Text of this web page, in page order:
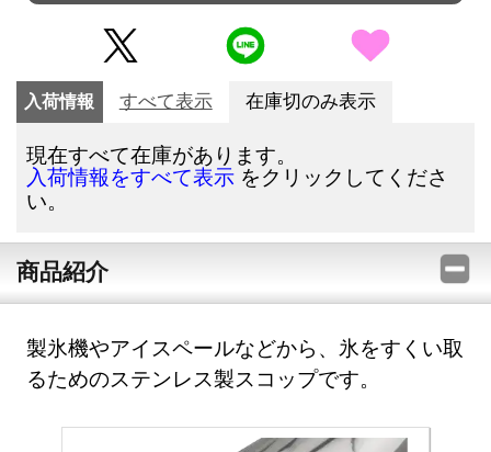
入荷情報 すべて表示 在庫切のみ表示
現在すべて在庫があります。
入荷情報をすべて表示 をクリックしてくださ
い。
商品紹介
製氷機やアイスペールなどから、氷をすくい取
るためのステンレス製スコップです。